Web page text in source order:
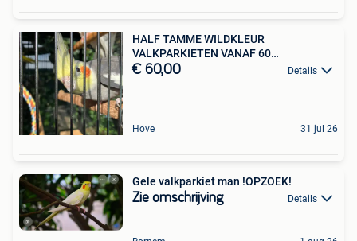
HALF TAMME WILDKLEUR
VALKPARKIETEN VANAF 60
EURO/VOGEL
€ 60,00 Details
Hove 31 jul 26
Gele valkparkiet man !OPZOEK!
Zie omschrijving Details